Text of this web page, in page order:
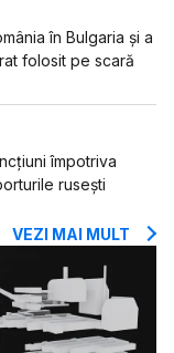
în Bulgaria și a
folosit pe scară
împotriva
rusești
VEZI MAI MULT